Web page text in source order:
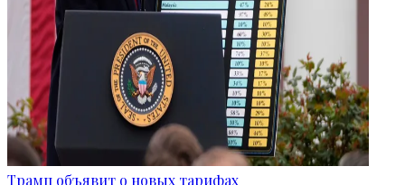
Трамп объявит о новых тарифах